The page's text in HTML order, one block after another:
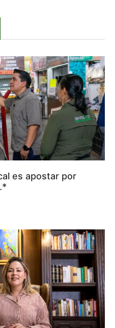
es apostar por